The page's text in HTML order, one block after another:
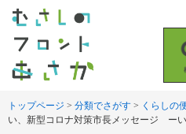
す
し
索
トップページ > 分類でさがす > くらしの
い、新型コロナ対策市長メッセージ ー